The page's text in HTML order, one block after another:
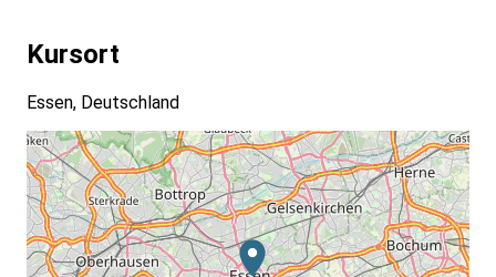
sind und ihre Kommunikations- und Handlungskompetenz
Vorkenntnisse der TZI sind nicht erforderlich. Zwei
Wochen nach der Veranstaltung können Teilnehmende in
einer Videokonferenz ihre Erfahrungen beim
Praxistransfer evaluieren.
Kursort
Essen, Deutschland